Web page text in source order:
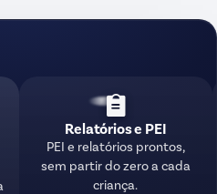
Relatórios e PEI
PEI e relatórios prontos,
sem partir do zero a cada
criança.